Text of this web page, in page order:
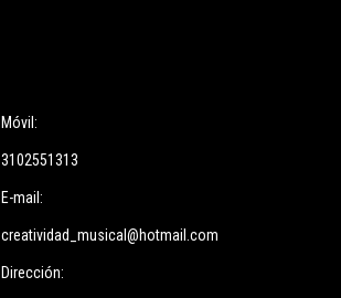
Móvil:
3102551313
E-mail:
creatividad_musical@hotmail.com
Dirección: